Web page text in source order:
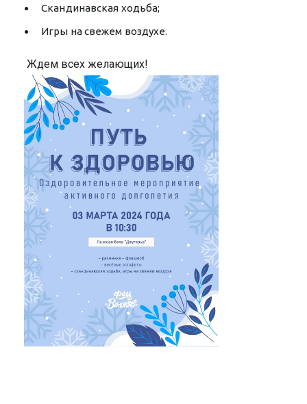
Скандинавская ходьба;
Игры на свежем воздухе.
Ждем всех желающих!